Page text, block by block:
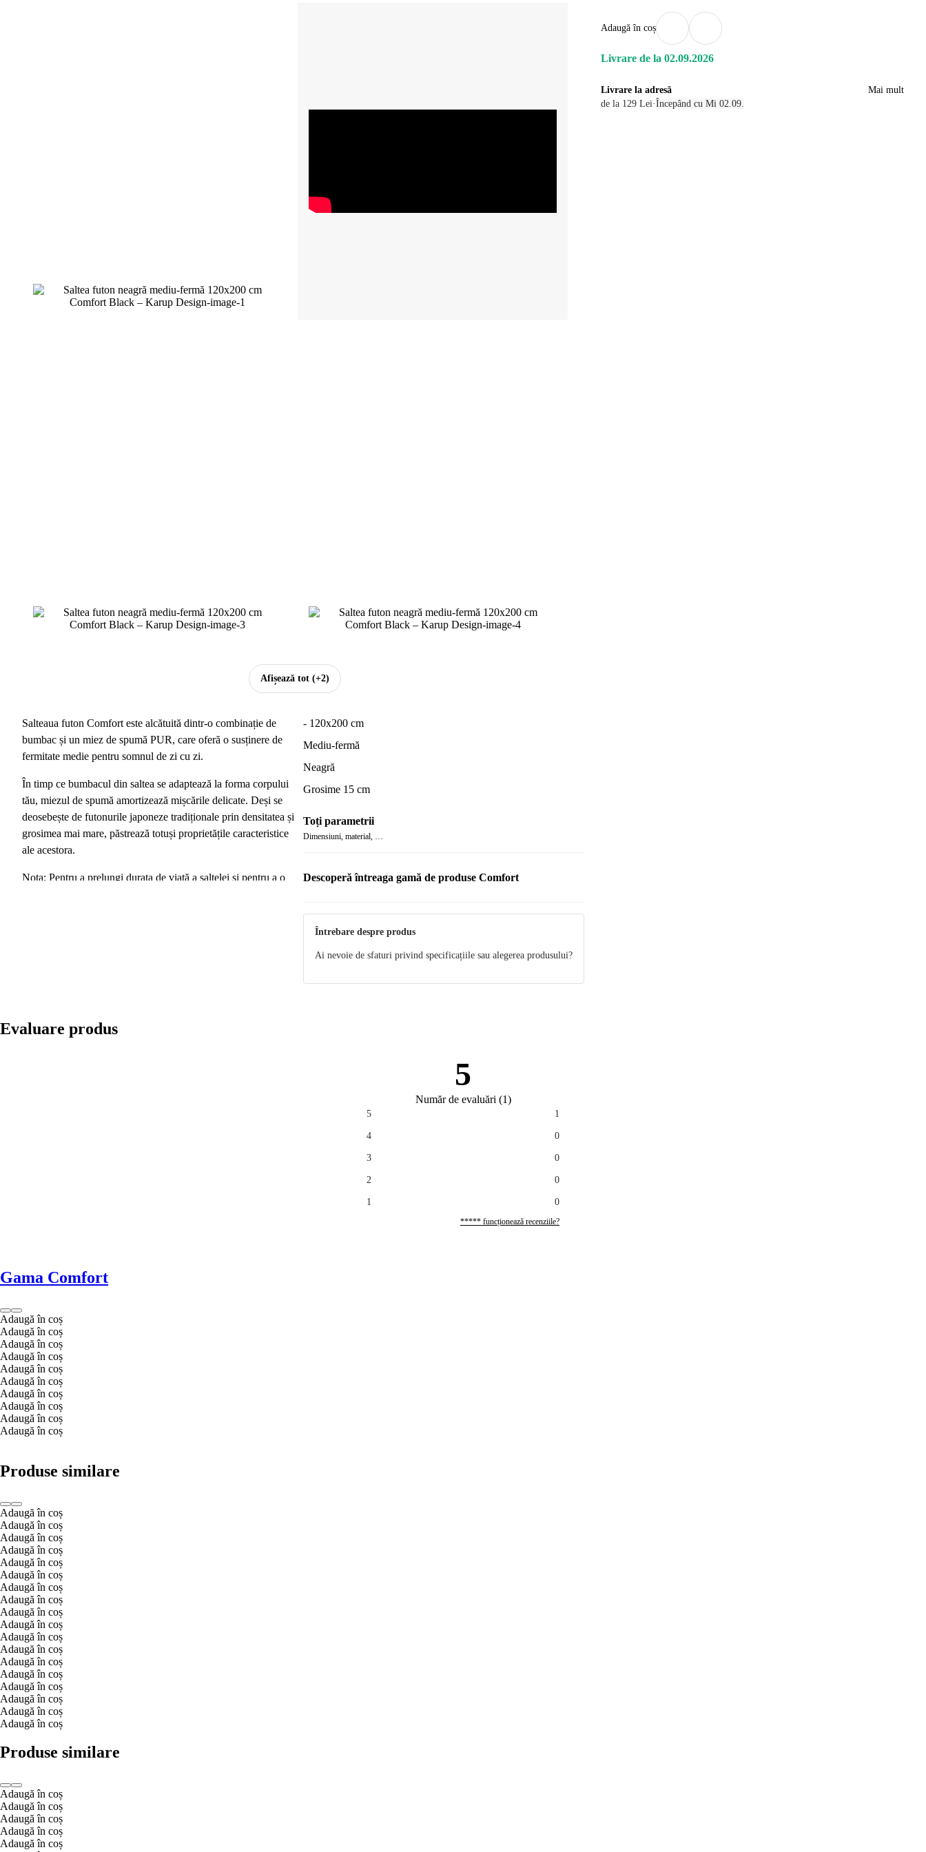
Afișează tot (+2)
Adaugă în coș
Livrare de la 02.09.2026
Livrare la adresă
de la 129 Lei·Începând cu Mi 02.09.
Mai mult
Salteaua futon Comfort este alcătuită dintr-o combinație de
bumbac și un miez de spumă PUR, care oferă o susținere de
fermitate medie pentru somnul de zi cu zi.
În timp ce bumbacul din saltea se adaptează la forma corpului
tău, miezul de spumă amortizează mișcările delicate. Deși se
deosebește de futonurile japoneze tradiționale prin densitatea și
grosimea mai mare, păstrează totuși proprietățile caracteristice
ale acestora.
Nota: Pentru a prelungi durata de viață a saltelei și pentru a o
- 120x200 cm
Mediu-fermă
Neagră
Grosime 15 cm
Toți parametrii
Dimensiuni, material, …
Descoperă întreaga gamă de produse Comfort
Întrebare despre produs
Ai nevoie de sfaturi privind specificațiile sau alegerea produsului?
Evaluare produs
5
Număr de evaluări (1)
5 1
4 0
3 0
2 0
1 0
***** funcționează recenziile?
Gama Comfort
Adaugă în coș
Adaugă în coș
Adaugă în coș
Adaugă în coș
Adaugă în coș
Adaugă în coș
Adaugă în coș
Adaugă în coș
Adaugă în coș
Adaugă în coș
Produse similare
Adaugă în coș
Adaugă în coș
Adaugă în coș
Adaugă în coș
Adaugă în coș
Adaugă în coș
Adaugă în coș
Adaugă în coș
Adaugă în coș
Adaugă în coș
Adaugă în coș
Adaugă în coș
Adaugă în coș
Adaugă în coș
Adaugă în coș
Adaugă în coș
Adaugă în coș
Adaugă în coș
Produse similare
Adaugă în coș
Adaugă în coș
Adaugă în coș
Adaugă în coș
Adaugă în coș